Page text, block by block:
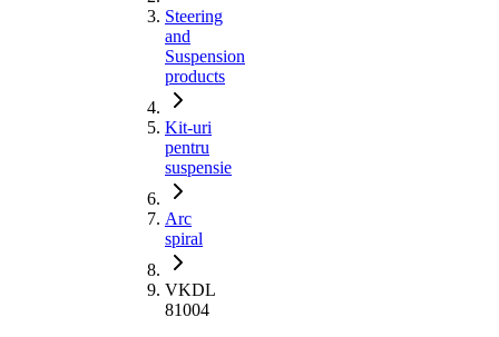
Steering
and
Suspension
products
Kit-uri
pentru
suspensie
Arc
spiral
VKDL
81004